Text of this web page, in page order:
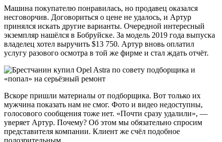
Машина покупателю понравилась, но продавец оказался
несговорчив. Договориться о цене не удалось, и Артур
принялся искать другие варианты. Очередной интересный
экземпляр нашёлся в Бобруйске. За модель 2019 года выпуска
владелец хотел выручить $13 750. Артур вновь оплатил
услугу разового осмотра в той же фирме и стал ждать отчёт.
Вскоре пришли материалы от подборщика. Вот только их
мужчина показать нам не смог. Фото и видео недоступны,
голосового сообщения тоже нет. «Почти сразу удалили», —
уверяет Артур. Почему? Об этом мы обязательно спросим
представителя компании. Клиент же счёл подобное
подозрительным.